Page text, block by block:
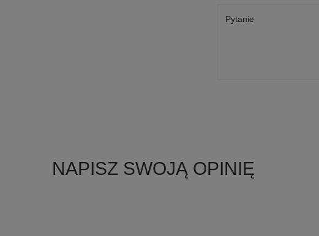
Pytanie
NAPISZ SWOJĄ OPINIĘ